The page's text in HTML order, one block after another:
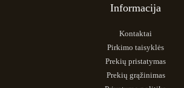
Informacija
Kontaktai
Pirkimo taisyklės
Prekių pristatymas
Prekių grąžinimas